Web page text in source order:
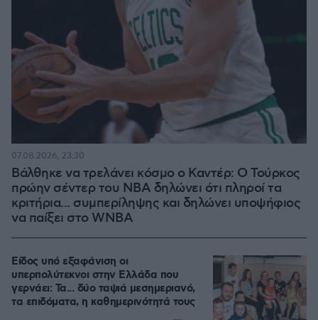
Βάλθηκε να τρελάνει κόσμο ο Καντέρ: Ο Τούρκος
πρώην σέντερ του NBA δηλώνει ότι πληροί τα
κριτήρια... συμπερίληψης και δηλώνει υποψήφιος
να παίξει στο WNBA
07.08.2026, 23:30
Είδος υπό εξαφάνιση οι
υπερπολύτεκνοι στην Ελλάδα που
γερνάει: Τα... δύο ταψιά μεσημεριανό,
τα επιδόματα, η καθημερινότητά τους